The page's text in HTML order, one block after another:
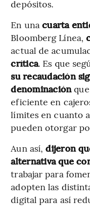
depósitos.
En unacuarta
Bloomberg Línea,
actual de
crítica. Es que
su recaudación
denominaciónque
eficiente en
límites en cuanto
pueden otorgar
Aun así, dijeron
alternativa que
trabajar para
adopten las
digital para así